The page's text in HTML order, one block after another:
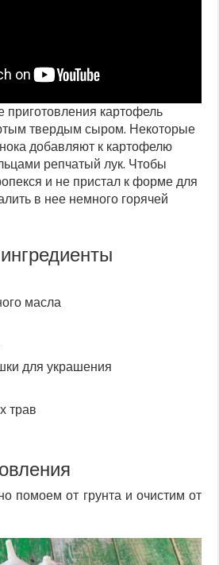
картофель
твердым сыром. Некоторые
добавляют к картофелю
репчатый лук. Чтобы
и не пристал к форме для
в нее немного горячей
масла
для украшения
трав
помоем от грунта и очистим от